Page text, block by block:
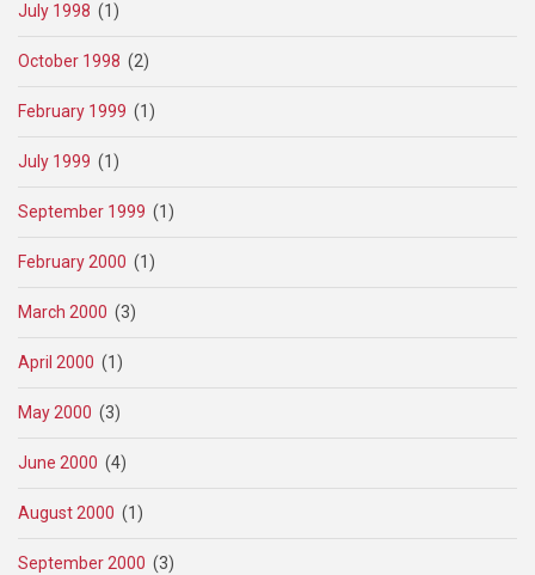
July 1998 (1)
October 1998 (2)
February 1999 (1)
July 1999 (1)
September 1999 (1)
February 2000 (1)
March 2000 (3)
April 2000 (1)
May 2000 (3)
June 2000 (4)
August 2000 (1)
September 2000 (3)